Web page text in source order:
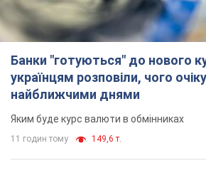
Банки "готуються" до нового
українцям розповіли, чого
найближчими днями
Яким буде курс валюти в обмінниках
11 годин тому 149,6 т.